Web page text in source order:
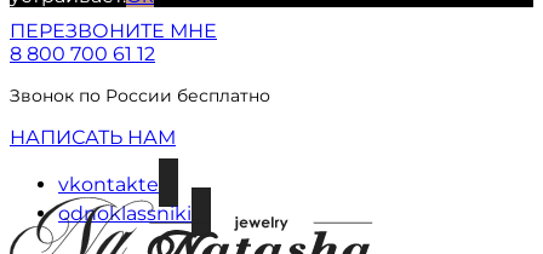
ПЕРЕЗВОНИТЕ МНЕ
8 800 700 61 12
Звонок по России бесплатно
НАПИСАТЬ НАМ
vkontakte
odnoklassniki